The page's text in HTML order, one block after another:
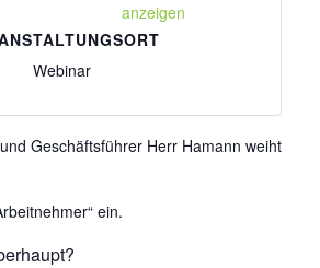
Webinar
anzeigen
Geschäftsführer Herr Hamann weiht
ein.